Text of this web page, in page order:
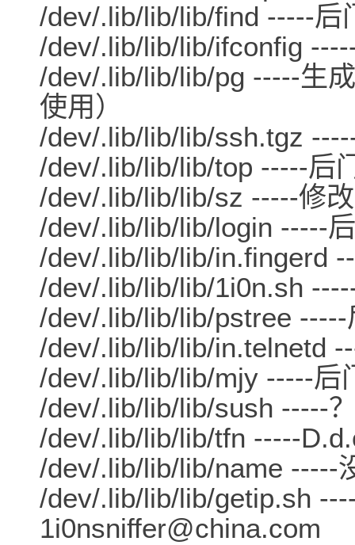
/dev/.lib/lib/lib/find -----后
/dev/.lib/lib/lib/ifconfig
/dev/.lib/lib/lib/pg -----生
使用）
/dev/.lib/lib/lib/ssh.tgz
/dev/.lib/lib/lib/top -----后
/dev/.lib/lib/lib/sz -----修
/dev/.lib/lib/lib/login -----
/dev/.lib/lib/lib/in.fingerd
/dev/.lib/lib/lib/1i0n.sh
/dev/.lib/lib/lib/pstree -----
/dev/.lib/lib/lib/in.telnetd
/dev/.lib/lib/lib/mjy -----后
/dev/.lib/lib/lib/sush -----
/dev/.lib/lib/lib/tfn -----
/dev/.lib/lib/lib/name -----
/dev/.lib/lib/lib/getip.sh
1i0nsniffer@china.com